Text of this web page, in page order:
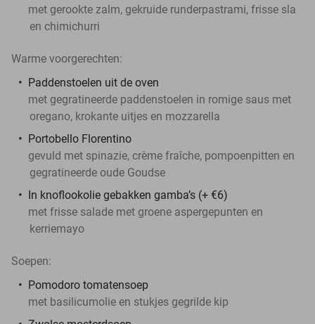
met gerookte zalm, gekruide runderpastrami, frisse sla
en chimichurri
Warme voorgerechten:
Paddenstoelen uit de oven
met gegratineerde paddenstoelen in romige saus met
oregano, krokante uitjes en mozzarella
Portobello Florentino
gevuld met spinazie, crème fraîche, pompoenpitten en
gegratineerde oude Goudse
In knoflookolie gebakken gamba’s (+ €6)
met frisse salade met groene aspergepunten en
kerriemayo
Soepen:
Pomodoro tomatensoep
met basilicumolie en stukjes gegrilde kip